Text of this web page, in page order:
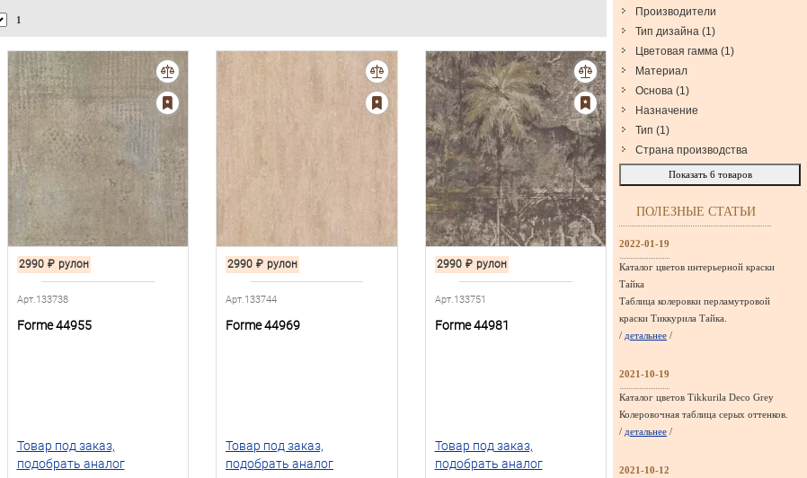
1
2990 ₽ рулон
Арт.133738
Forme 44955
Товар под заказ,
подобрать аналог
2990 ₽ рулон
Арт.133744
Forme 44969
Товар под заказ,
подобрать аналог
2990 ₽ рулон
Арт.133751
Forme 44981
Товар под заказ,
подобрать аналог
Производители
Тип дизайна (1)
Цветовая гамма (1)
Материал
Основа (1)
Назначение
Тип (1)
Страна производства
Показать 6 товаров
ПОЛЕЗНЫЕ СТАТЬИ
2022-01-19
Каталог цветов интерьерной краски
Тайка
Таблица колеровки перламутровой
краски Тиккурила Тайка.
/ детальнее /
2021-10-19
Каталог цветов Tikkurila Deco Grey
Колеровочная таблица серых оттенков.
/ детальнее /
2021-10-12